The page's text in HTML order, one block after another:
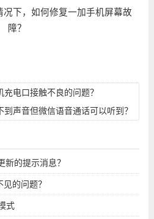
电口接触不良的问题？
声音但微信语音通话可以听到？
新的提示消息？
的问题？
式